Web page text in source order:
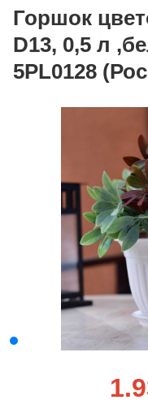
Горшок
D13, 0,5 л
5PL0128